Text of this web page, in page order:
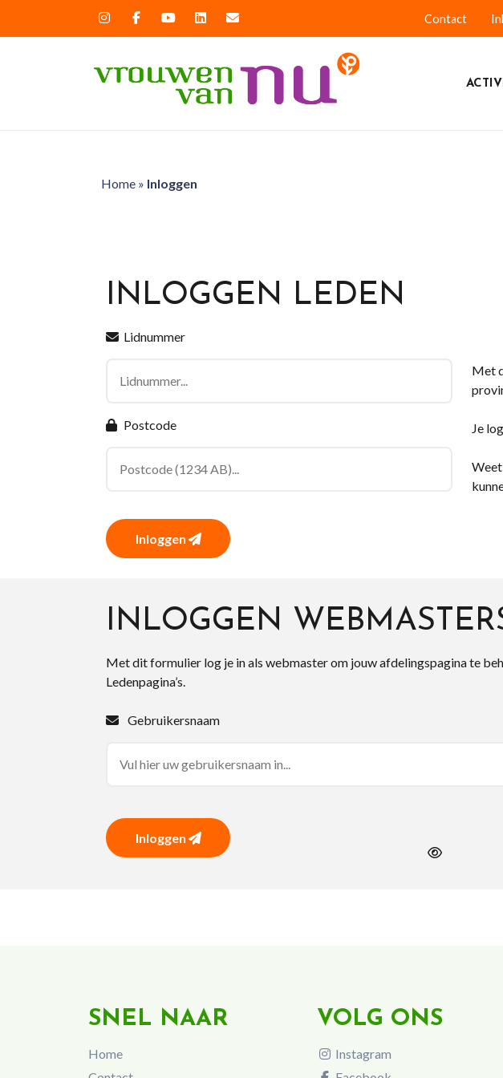
Contact
Home» Inloggen
INLOGGEN LEDEN
Lidnummer
Postcode
Inloggen
Met
Je
INLOGGEN
Met dit formulier log je in als webmaster om jouw afdelingspagina te
Ledenpagina’s.
Gebruikersnaam
Inloggen
SNEL NAAR
Home
VOLG ONS
Instagram